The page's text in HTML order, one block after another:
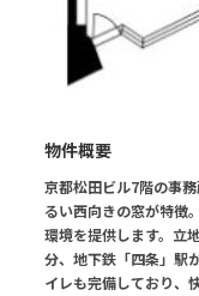
物件概要
京都松田ビル7階の事
るい西向きの窓が特徴
環境を提供します。立
分、地下鉄「四条」駅
イレも完備しており、